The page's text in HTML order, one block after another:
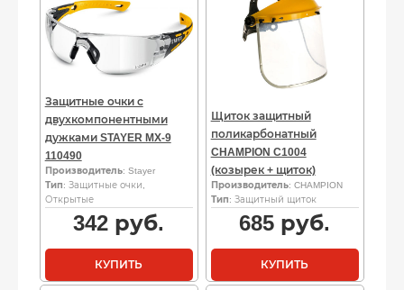
Защитные очки с
двухкомпонентными
дужками STAYER MX-9
110490
Производитель: Stayer
Тип: Защитные очки,
Открытые
342 руб.
КУПИТЬ
Щиток защитный
поликарбонатный
CHAMPION C1004
(козырек + щиток)
Производитель: CHAMPION
Тип: Защитный щиток
685 руб.
КУПИТЬ